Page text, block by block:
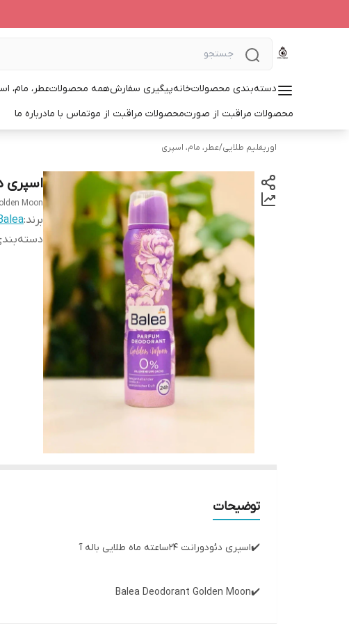
دسته‌بندی محصولاتخانهپیگیری سفارشهمه محصولاتعطر، مام،
محصولات مراقبت از صورتمحصولات مراقبت از موتماس با مادرباره ما
اوریفلیم طلایی/عطر، مام، اسپری
اسپری دئودورانت
Moon
برند:
توضیحات
✔️اسپری دئودورانت 24ساعته ماه طلایی باله آ
✔️Balea Deodorant Golden Moon